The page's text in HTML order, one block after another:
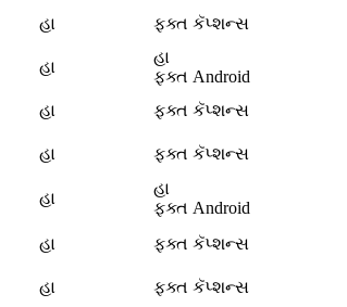
હા
ફક્ત કૅપ્શન્સ
હા
હા
ફક્ત Android
હા
ફક્ત કૅપ્શન્સ
હા
ફક્ત કૅપ્શન્સ
હા
હા
ફક્ત Android
હા
ફક્ત કૅપ્શન્સ
હા
ફક્ત કૅપ્શન્સ